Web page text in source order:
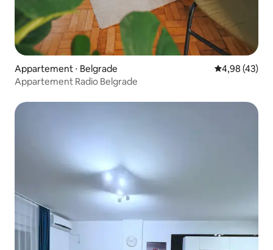
Appartement ⋅ Belgrade Évaluation
4,98 (43)
Appartement Radio Belgrade